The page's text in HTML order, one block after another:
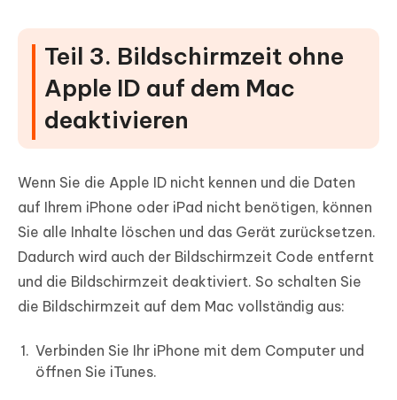
Teil 3. Bildschirmzeit ohne
Apple ID auf dem Mac
deaktivieren
Wenn Sie die Apple ID nicht kennen und die Daten
auf Ihrem iPhone oder iPad nicht benötigen, können
Sie alle Inhalte löschen und das Gerät zurücksetzen.
Dadurch wird auch der Bildschirmzeit Code entfernt
und die Bildschirmzeit deaktiviert. So schalten Sie
die Bildschirmzeit auf dem Mac vollständig aus:
Verbinden Sie Ihr iPhone mit dem Computer und
öffnen Sie iTunes.